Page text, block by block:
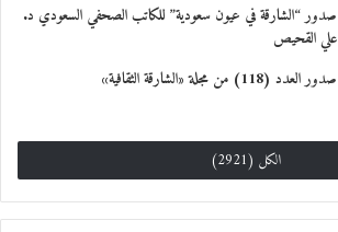
صدور “الشارقة في عيون سعودية” للكاتب الصحفي السعودي د.
علي القحيص
صدور العدد (118) من مجلة «الشارقة الثقافية»
الكل (2921)